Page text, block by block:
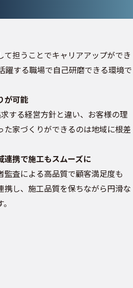
担うことでキャリアアップができ
躍する職場で自己研磨できる環境で
が可能
する経営方針と違い、お客様の理
家づくりができるのは地域に根差
連携で施工もスムーズに
査による高品質で顧客満足度も
し、施工品質を保ちながら円滑な